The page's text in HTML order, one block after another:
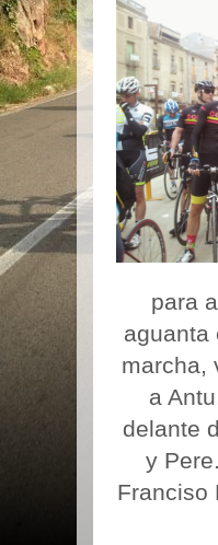
para
aguanta
marcha,
a
delante
y